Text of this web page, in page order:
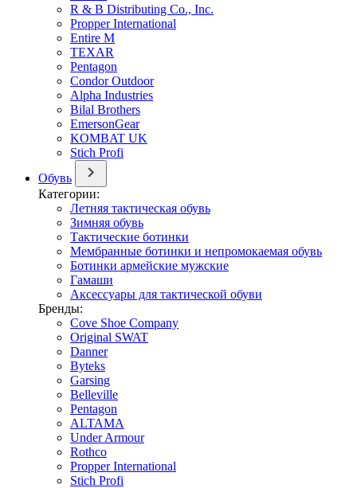
R & B Distributing Co., Inc.
Propper International
Entire M
TEXAR
Pentagon
Condor Outdoor
Alpha Industries
Bilal Brothers
EmersonGear
KOMBAT UK
Stich Profi
Обувь
Категории:
Летняя тактическая обувь
Зимняя обувь
Тактические ботинки
Мембранные ботинки и непромокаемая обувь
Ботинки армейские мужские
Гамаши
Аксессуары для тактической обуви
Бренды:
Cove Shoe Company
Original SWAT
Danner
Byteks
Garsing
Belleville
Pentagon
ALTAMA
Under Armour
Rothco
Propper International
Stich Profi